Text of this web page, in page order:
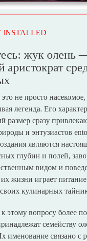
INSTALLED
жук олень
аристократ
не просто насекомое,
легенда. Его
размер сразу
и энтузиастов
являются
глубин и полей,
видом и
жизни играет
кулинарных
этому вопросу более
семейству
именование связано с